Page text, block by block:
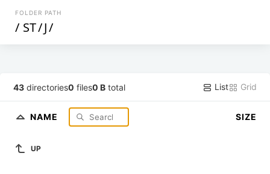
FOLDER PATH
/ ST/J/
43 directories0 files0 B total List Grid
NAME SIZE
UP